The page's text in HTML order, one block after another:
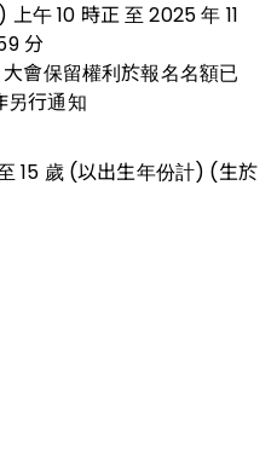
午 10 時正 至 2025 年 11
分
會保留權利於報名名額已
另行通知
15 歲 (以出生年份計) (生於